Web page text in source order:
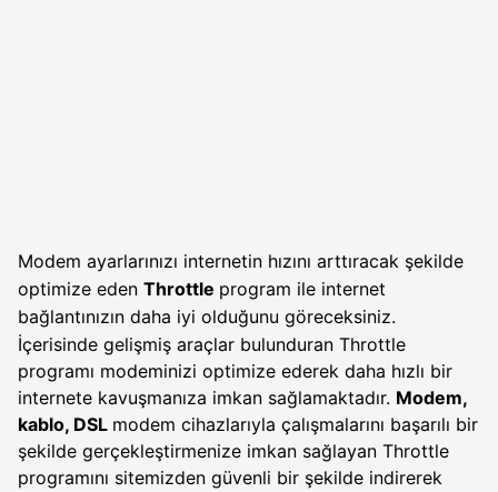
Modem ayarlarınızı internetin hızını arttıracak şekilde
optimize eden Throttle program ile internet
bağlantınızın daha iyi olduğunu göreceksiniz.
İçerisinde gelişmiş araçlar bulunduran Throttle
programı modeminizi optimize ederek daha hızlı bir
internete kavuşmanıza imkan sağlamaktadır. Modem,
kablo, DSL modem cihazlarıyla çalışmalarını başarılı bir
şekilde gerçekleştirmenize imkan sağlayan Throttle
programını sitemizden güvenli bir şekilde indirerek